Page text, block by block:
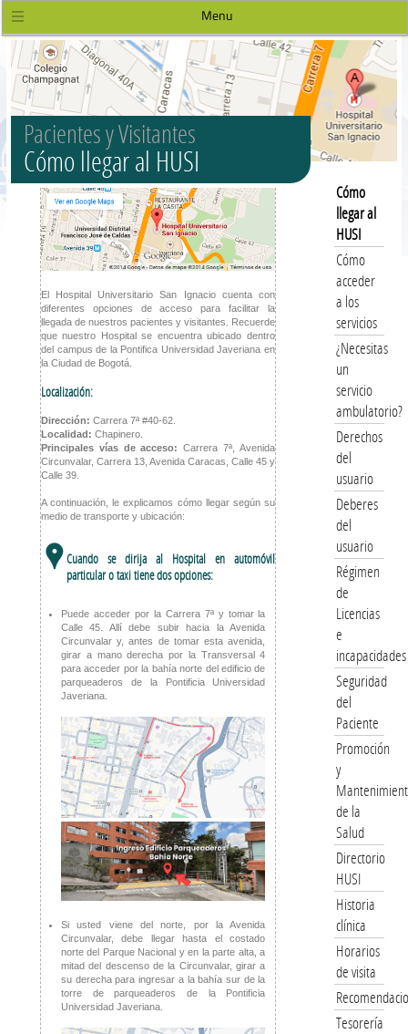
Menu
Pacientes y Visitantes
Cómo llegar al HUSI
El Hospital Universitario San Ignacio cuenta con
diferentes opciones de acceso para facilitar la
llegada de nuestros pacientes y visitantes. Recuerde
que nuestro Hospital se encuentra ubicado dentro
del campus de la Pontifica Universidad Javeriana en
la Ciudad de Bogotá.
Localización:
Dirección: Carrera 7ª #40-62.
Localidad: Chapinero.
Principales vías de acceso: Carrera 7ª, Avenida
Circunvalar, Carrera 13, Avenida Caracas, Calle 45 y
Calle 39.
A continuación, le explicamos cómo llegar según su
medio de transporte y ubicación:
,Cuando se dirija al Hospital en automóvil
particular o taxi tiene dos opciones:
Puede acceder por la Carrera 7ª y tomar la
Calle 45. Allí debe subir hacia la Avenida
Circunvalar y, antes de tomar esta avenida,
girar a mano derecha por la Transversal 4
para acceder por la bahía norte del edificio de
parqueaderos de la Pontificia Universidad
Javeriana.
Si usted viene del norte, por la Avenida
Circunvalar, debe llegar hasta el costado
norte del Parque Nacional y en la parte alta, a
mitad del descenso de la Circunvalar, girar a
su derecha para ingresar a la bahía sur de la
torre de parqueaderos de la Pontificia
Universidad Javeriana.
Cómo
llegar al
HUSI
Cómo
acceder
a los
servicios
¿Necesitas
un
servicio
ambulatorio?
Derechos
del
usuario
Deberes
del
usuario
Régimen
de
Licencias
e
incapacidades
Seguridad
del
Paciente
Promoción
y
de la
Salud
Directorio
HUSI
Historia
clínica
Horarios
de visita
Tesorería